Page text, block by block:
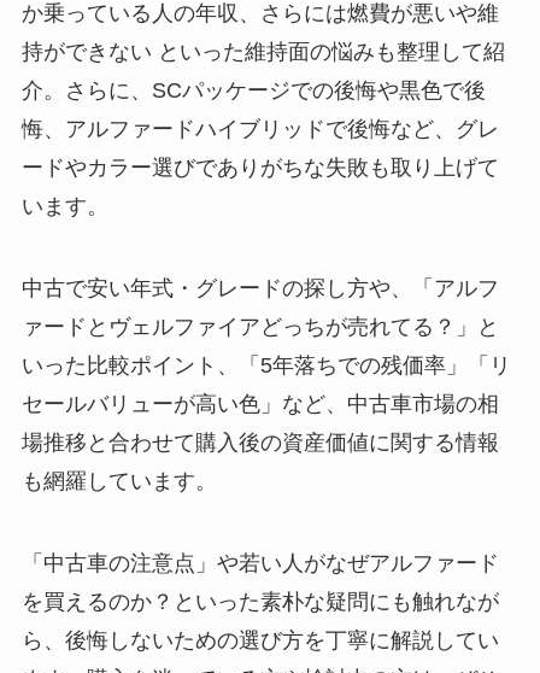
か乗っている人の年収、さらには燃費が悪いや維
持ができない といった維持面の悩みも整理して紹
介。さらに、SCパッケージでの後悔や黒色で後
悔、アルファードハイブリッドで後悔など、グレ
ードやカラー選びでありがちな失敗も取り上げて
います。
中古で安い年式・グレードの探し方や、「アルフ
ァードとヴェルファイアどっちが売れてる？」と
いった比較ポイント、「5年落ちでの残価率」「リ
セールバリューが高い色」など、中古車市場の相
場推移と合わせて購入後の資産価値に関する情報
も網羅しています。
「中古車の注意点」や若い人がなぜアルファード
を買えるのか？といった素朴な疑問にも触れなが
ら、後悔しないための選び方を丁寧に解説してい